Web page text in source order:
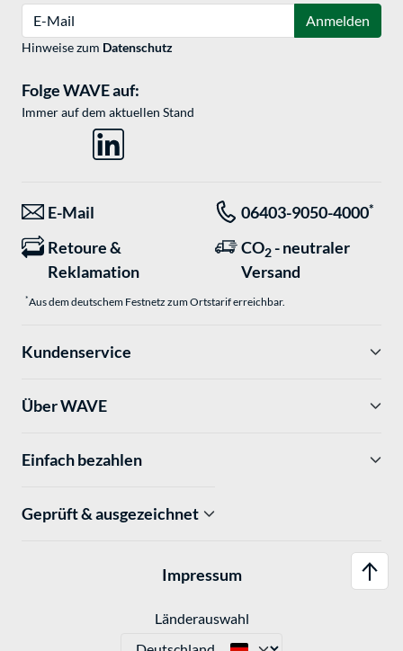
Anmelden
Hinweise zum Datenschutz
Folge WAVE auf:
Immer auf dem aktuellen Stand
E-Mail 06403-9050-4000*
Retoure &
Reklamation
CO2 - neutraler
Versand
*Aus dem deutschem Festnetz zum Ortstarif erreichbar.
Kundenservice
Über WAVE
Einfach bezahlen
Geprüft & ausgezeichnet
Impressum
Länderauswahl